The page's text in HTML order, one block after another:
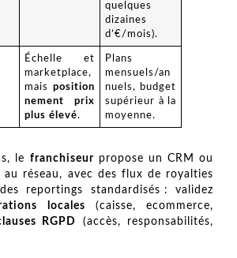
quelques
dizaines
d’€/mois).
Échelle et
marketplace,
mais position
nement prix
plus élevé.
Plans
mensuels/an
nuels, budget
supérieur à la
moyenne.
le franchiseurpropose un CRM ou
au réseau, avec des flux de royalties
reportings standardisés : validez
locales (caisse, ecommerce,
RGPD
(accès, responsabilités,